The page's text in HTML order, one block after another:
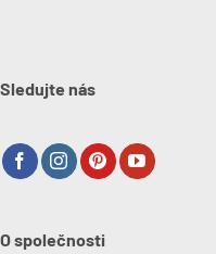
Sledujte nás
O společnosti